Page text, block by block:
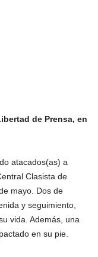
de Prensa, en
atacados(as) a
Clasista de
mayo. Dos de
y seguimiento,
vida. Además, una
en su pie.